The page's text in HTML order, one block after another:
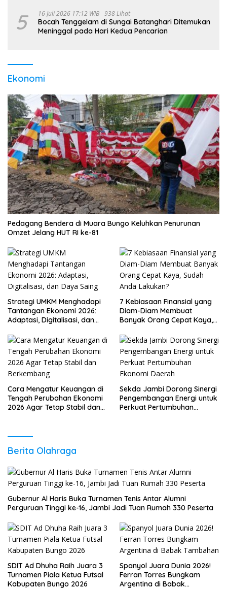
5 16 Juli 2026 17:12 WIB 938 Lihat
Bocah Tenggelam di Sungai Batanghari Ditemukan
Meninggal pada Hari Kedua Pencarian
Ekonomi
Pedagang Bendera di Muara Bungo Keluhkan Penurunan
Omzet Jelang HUT RI ke-81
Strategi UMKM Menghadapi
Tantangan Ekonomi 2026:
Adaptasi, Digitalisasi, dan
7 Kebiasaan Finansial yang
Diam-Diam Membuat
Banyak Orang Cepat Kaya,
Cara Mengatur Keuangan di
Tengah Perubahan Ekonomi
2026 Agar Tetap Stabil dan
Sekda Jambi Dorong Sinergi
Pengembangan Energi untuk
Perkuat Pertumbuhan
Berita Olahraga
Gubernur Al Haris Buka Turnamen Tenis Antar Alumni
Perguruan Tinggi ke-16, Jambi Jadi Tuan Rumah 330 Peserta
SDIT Ad Dhuha Raih Juara 3
Turnamen Piala Ketua Futsal
Kabupaten Bungo 2026
Spanyol Juara Dunia 2026!
Ferran Torres Bungkam
Argentina di Babak